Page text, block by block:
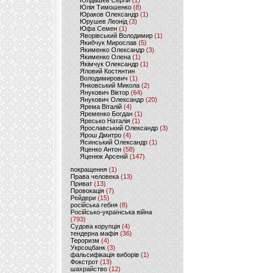
Юлія Тимошенко (8)
Юраков Олександр (1)
Юрушев Леонід (3)
Юфа Семен (1)
Яворівський Володимир (1)
Якибчук Мирослав (5)
Якименко Олександр (3)
Якименко Олена(1)
Якімчук Олександр (1)
Яловий Костянтин
Володимирович (1)
Янковський Микола(2)
Янукович Віктор (64)
Янукович Олександр(20)
Ярема Віталій(4)
Яременко Богдан(1)
Яресько Наталія(1)
Ярославський Олександр (3)
Ярош Дмитро (4)
Ясинський Олександр (1)
Яценко Антон(58)
Яценюк Арсеній (147)
покращення (1)
Права человека(13)
Приват (13)
Провокація (7)
Рейдери (15)
російська гебня (8)
Російсько-українська війна
(793)
Судова корупція (4)
тендерна мафія (36)
Тероризм (4)
Укрсоцбанк (3)
фальсифікація виборів (1)
Фокстрот(13)
шахрайство (12)